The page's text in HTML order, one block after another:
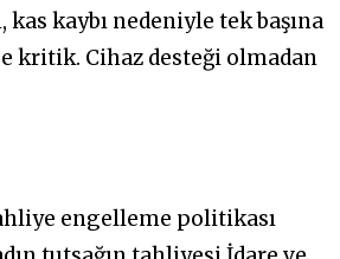
kas kaybı nedeniyle tek başına
kritik. Cihaz desteği olmadan
engelleme politikası